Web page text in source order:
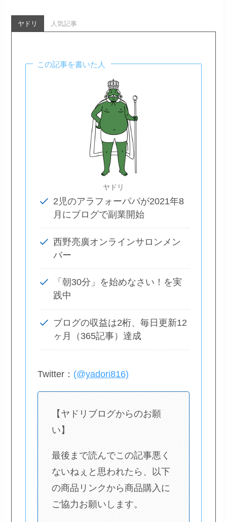
ヤドリ 人気記事
この記事を書いた人
ヤドリ
2児のアラフォーパパが2021年8
月にブログで副業開始
西野亮廣オンラインサロンメン
バー
「朝30分」を始めなさい！を実
践中
ブログの収益は2桁、毎日更新12
ヶ月（365記事）達成
Twitter： (@yadori816)
【ヤドリブログからのお願
い】
最後まで読んでこの記事悪く
ないねぇと思われたら、以下
の商品リンクから商品購入に
ご協力お願いします。